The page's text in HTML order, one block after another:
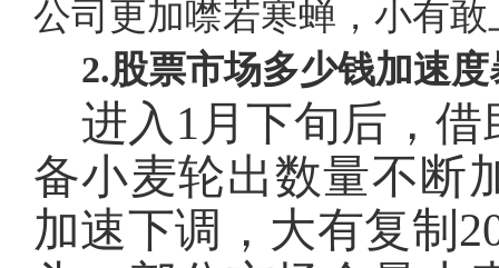
公司更加噤若寒蝉，小有敢
2.股票市场多少钱加速度
进入 1月下旬后，
备小麦轮出数量不断
加速下调，大有复制